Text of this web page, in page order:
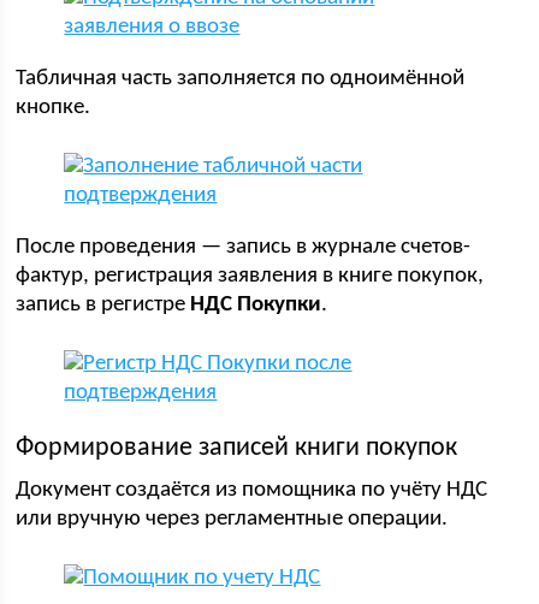
Табличная часть заполняется по одноимённой
кнопке.
После проведения — запись в журнале счетов-
фактур, регистрация заявления в книге покупок,
запись в регистре НДС Покупки.
Формирование записей книги покупок
Документ создаётся из помощника по учёту НДС
или вручную через регламентные операции.